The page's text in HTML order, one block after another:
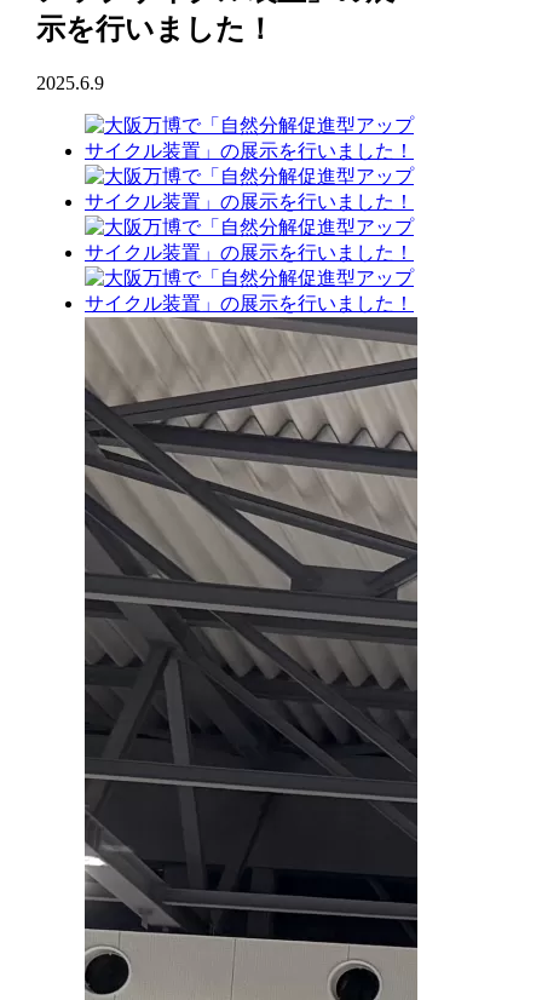
示を行いました！
2025.6.9